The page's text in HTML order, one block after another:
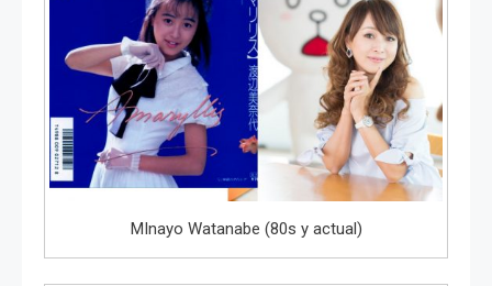
MInayo Watanabe (80s y actual)